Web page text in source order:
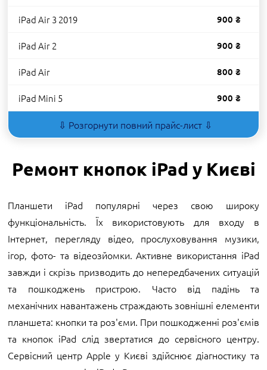
iPad Air 3 2019 900 ₴
iPad Air 2 900 ₴
iPad Air 800 ₴
iPad Mini 5 900 ₴
⇩ Розгорнути повний прайс-лист ⇩
Ремонт кнопок iPad у Києві
Планшети iPad популярні через свою широку
функціональність. Їх використовують для входу в
Інтернет, перегляду відео, прослуховування музики,
ігор, фото- та відеозйомки. Активне використання iPad
завжди і скрізь призводить до непередбачених ситуацій
та пошкоджень пристрою. Часто від падінь та
механічних навантажень страждають зовнішні елементи
планшета: кнопки та роз'єми. При пошкодженні роз'ємів
та кнопок iPad слід звертатися до сервісного центру.
Сервісний центр Apple у Києві здійснює діагностику та